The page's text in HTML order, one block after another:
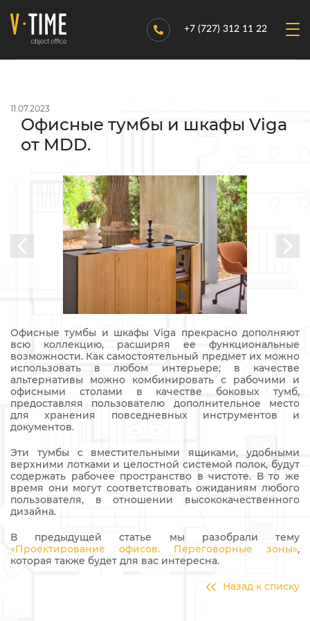
+7 (727) 312 11 22
11.07.2023
Офисные тумбы и шкафы Viga
от MDD.
Офисные тумбы и шкафы Viga прекрасно дополняют
всю коллекцию, расширяя ее функциональные
возможности. Как самостоятельный предмет их можно
использовать в любом интерьере; в качестве
альтернативы можно комбинировать с рабочими и
офисными столами в качестве боковых тумб,
предоставляя пользователю дополнительное место
для хранения повседневных инструментов и
документов.
Эти тумбы с вместительными ящиками, удобными
верхними лотками и целостной системой полок, будут
содержать рабочее пространство в чистоте. В то же
время они могут соответствовать ожиданиям любого
пользователя, в отношении высококачественного
дизайна.
В предыдущей статье мы разобрали тему
«Проектирование офисов. Переговорные зоны»,
которая также будет для вас интересна.
Назад к списку